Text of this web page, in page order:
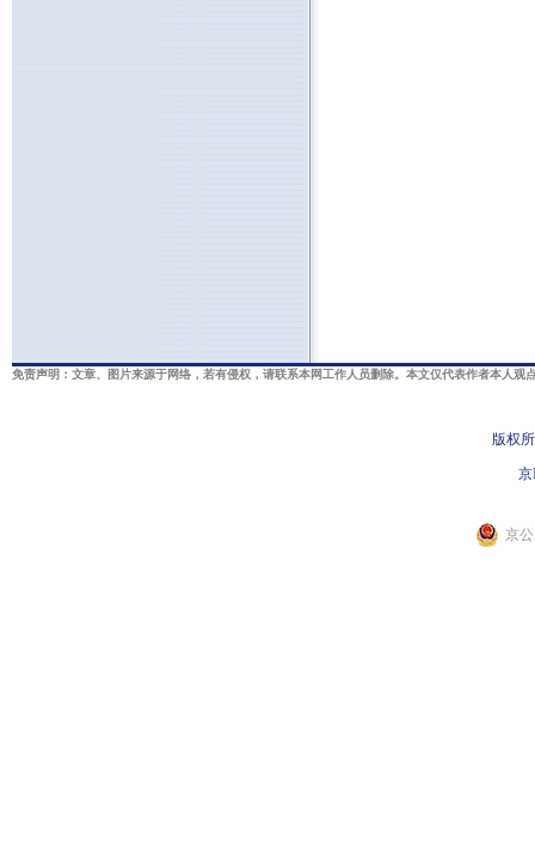
免责声明：文章、图片来源于网络，若有侵权，请联系本网工作人员删除。本文仅代表作者本人
版权
京
京公